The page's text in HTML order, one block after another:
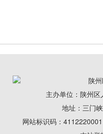
陕
主办单位：陕州
地址：三门
网站标识码：